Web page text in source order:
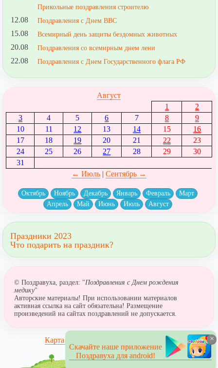
Прикольные поздравления строителю
12.08 Поздравления с Днем ВВС
15.08 Всемирный день защиты бездомных животных
20.08 Поздравления со всемирным днем лени
22.08 Поздравления с Днем Государственного флага РФ
Август
1
2
3
4 5 6 7 8
9
10
11 12 13 14 15
16
17
18 19 20 21 22
23
24
25 26 27 28 29
30
31
← Июль| Сентябрь →
Октябрь Ноябрь Декабрь Январь Февраль
Март
Апрель
Май Июнь Июль Август
Праздники 2023
Что подарить на праздник?
© Поздравуха, раздел: "Поздравления с Днем рождения
медику"
Авторские материалы! При использовании материалов
активная ссылка на сайт обязательна! Размещение
произведений на сайтах поздравлений не допускается.
Карта сайта
×
Скачайте наше приложение
Поздравуха для android!